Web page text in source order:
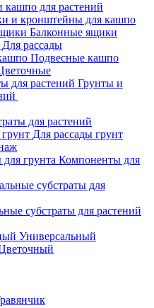
кашпо для растений
и кронштейны для кашпо
Балконные ящики
Для рассады
Подвесные кашпо
Грунты и
для растений
Для рассады грунт
Компоненты для
субстраты для растений
Универсальный